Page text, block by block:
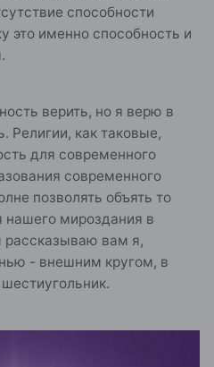
способности
это именно способность и
верить, но я верю в
Религии, как таковые,
для современного
современного
позволять объять то
нашего мироздания в
рассказываю вам я,
- внешним кругом, в